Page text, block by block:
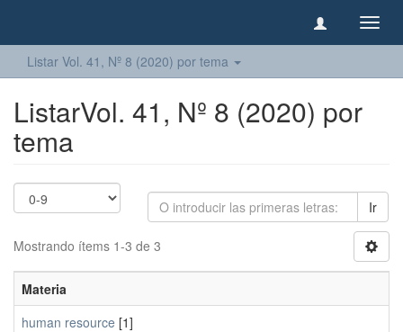
Listar Vol. 41, Nº 8 (2020) por tema
ListarVol. 41, Nº 8 (2020) por
tema
Ir
Mostrando ítems 1-3 de 3
Materia
human resource [1]